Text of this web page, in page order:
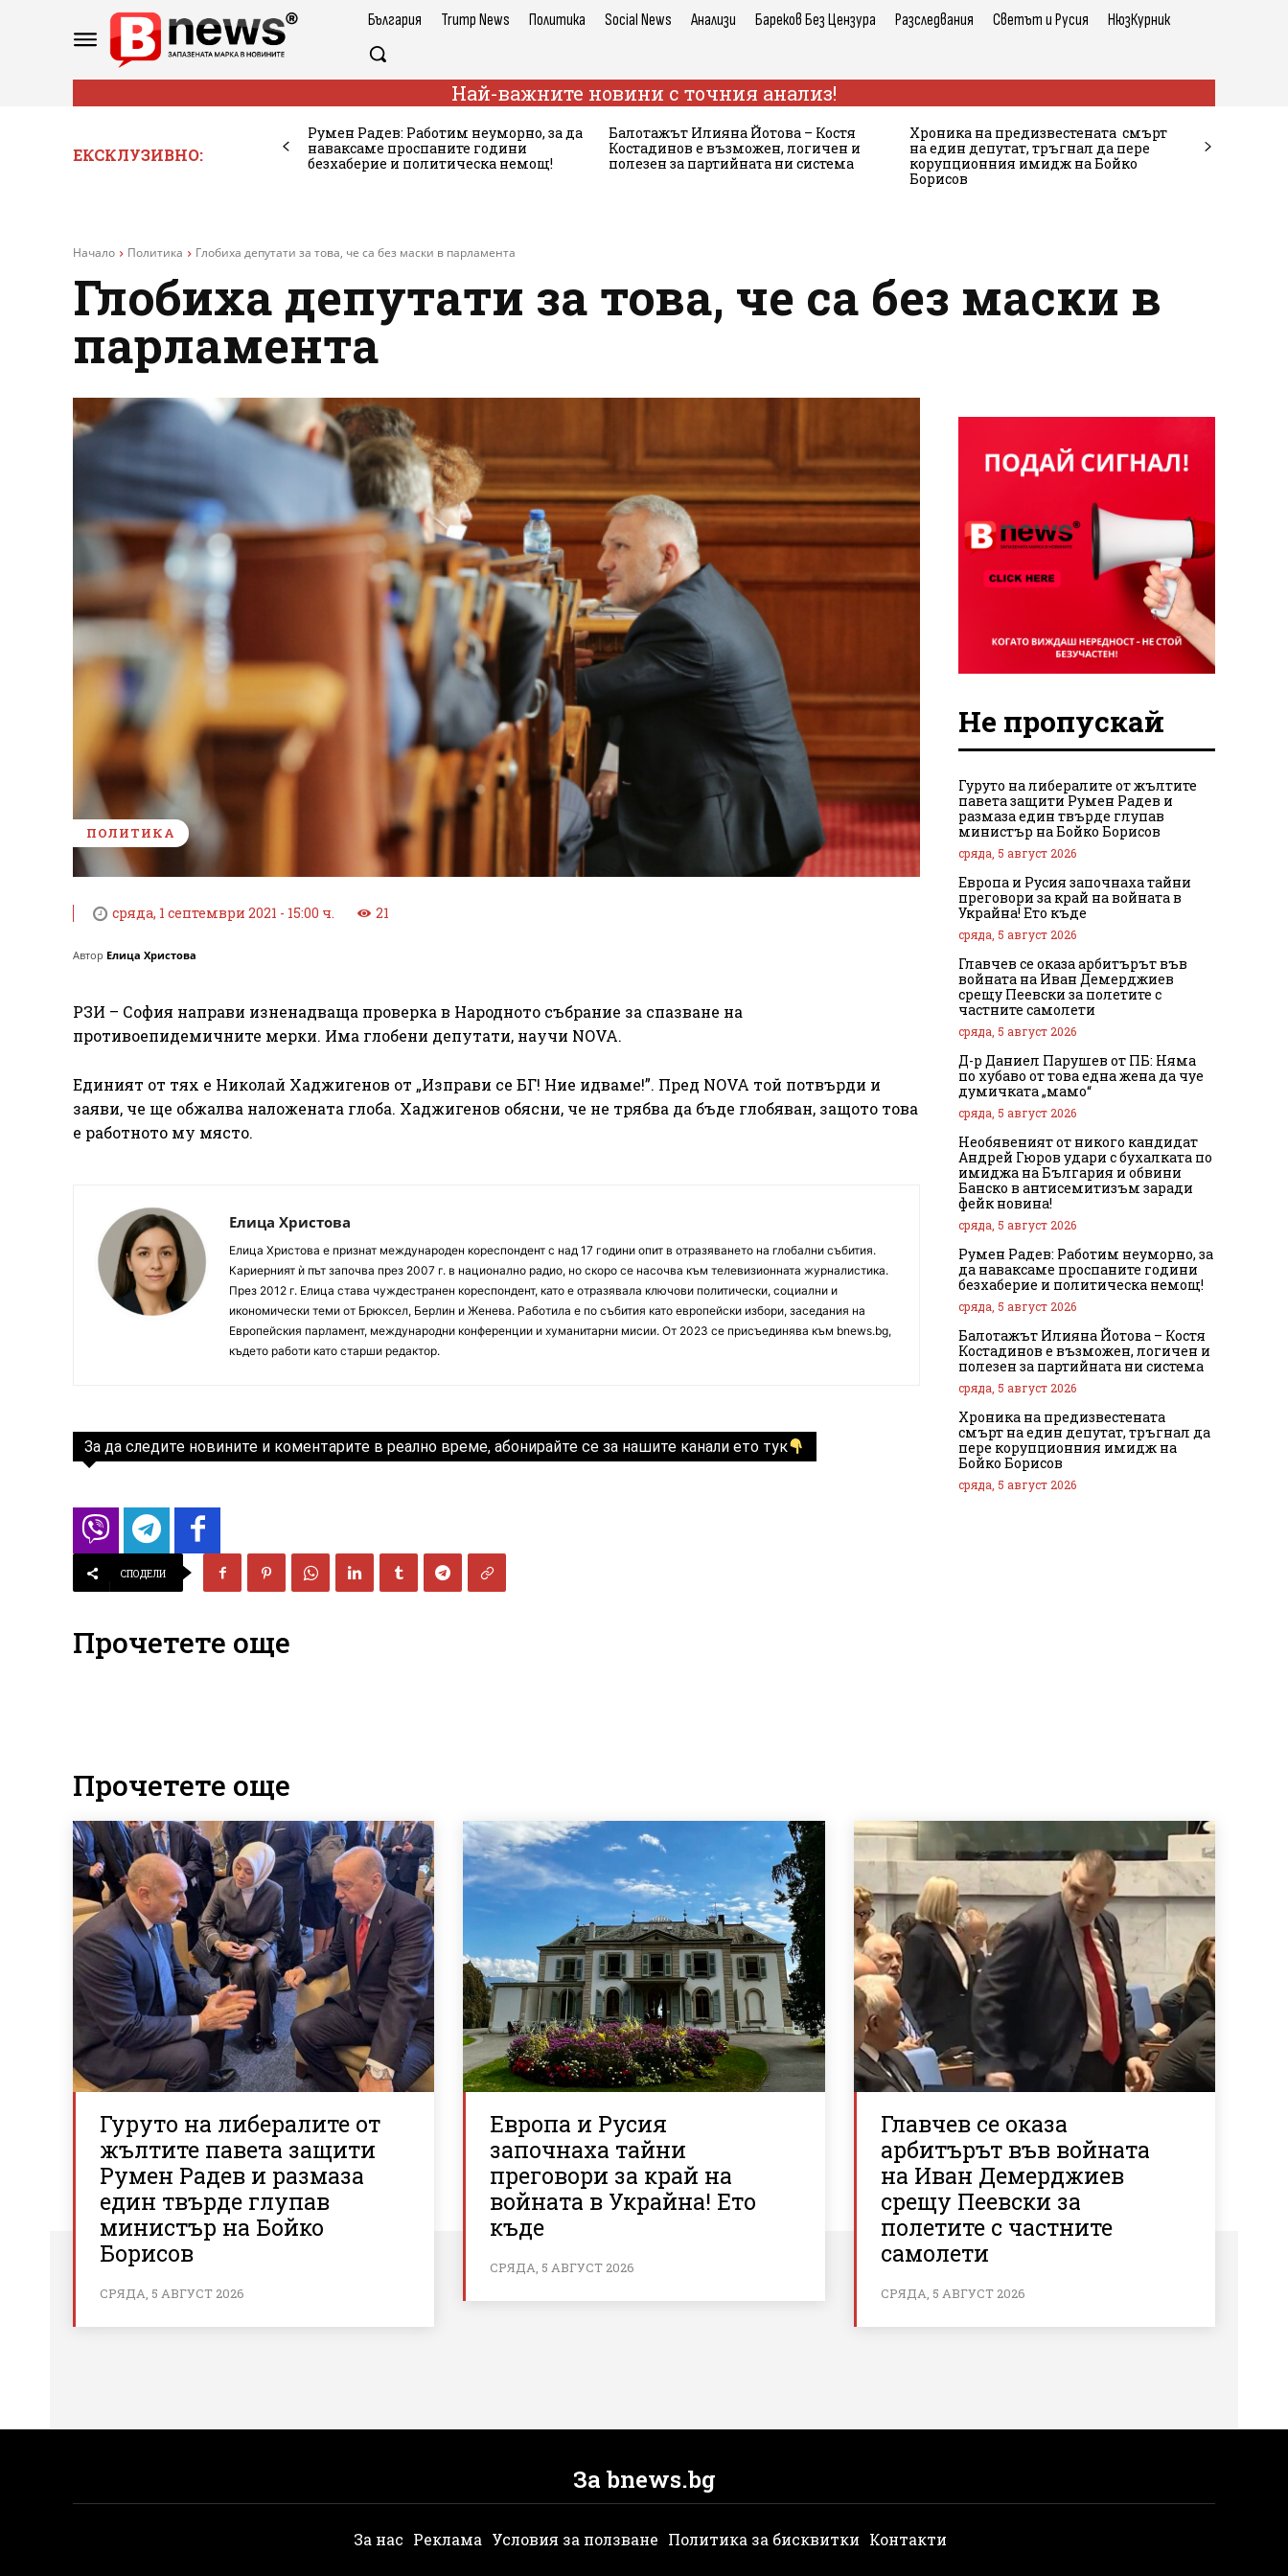
България Trump News Политика Social News Анализи Бареков Без Цензура Разследвания Светът и Русия НюзКурник
Най-важните новини с точния анализ!
ЕКСКЛУЗИВНО:
Румен Радев: Работим неуморно, за да
наваксаме проспаните години
безхаберие и политическа немощ!
Балотажът Илияна Йотова – Костя
Костадинов е възможен, логичен и
полезен за партийната ни система
Хроника на предизвестената смърт
на един депутат, тръгнал да пере
корупционния имидж на Бойко
Борисов
Начало Политика Глобиха депутати за това, че са без маски в парламента
Глобиха депутати за това, че са без маски в
парламента
ПОЛИТИКА
сряда, 1 септември 2021 - 15:00 ч. 21
Автор Елица Христова
РЗИ – София направи изненадваща проверка в Народното събрание за спазване на
противоепидемичните мерки. Има глобени депутати, научи NOVA.
Единият от тях е Николай Хаджигенов от „Изправи се БГ! Ние идваме!”. Пред NOVA той потвърди и
заяви, че ще обжалва наложената глоба. Хаджигенов обясни, че не трябва да бъде глобяван, защото това
е работното му място.
Елица Христова
Елица Христова е признат международен кореспондент с над 17 години опит в отразяването на глобални събития.
Кариерният ѝ път започва през 2007 г. в национално радио, но скоро се насочва към телевизионната журналистика.
През 2012 г. Елица става чуждестранен кореспондент, като е отразявала ключови политически, социални и
икономически теми от Брюксел, Берлин и Женева. Работила е по събития като европейски избори, заседания на
Европейския парламент, международни конференции и хуманитарни мисии. От 2023 се присъединява към bnews.bg,
където работи като старши редактор.
За да следите новините и коментарите в реално време, абонирайте се за нашите канали ето тук
СПОДЕЛИ
Прочетете още
Не пропускай
Гуруто на либералите от жълтите
павета защити Румен Радев и
размаза един твърде глупав
министър на Бойко Борисов
сряда, 5 август 2026
Европа и Русия започнаха тайни
преговори за край на войната в
Украйна! Ето къде
сряда, 5 август 2026
Главчев се оказа арбитърът във
войната на Иван Демерджиев
срещу Пеевски за полетите с
частните самолети
сряда, 5 август 2026
Д-р Даниел Парушев от ПБ: Няма
по хубаво от това една жена да чуе
думичката „мамо“
сряда, 5 август 2026
Необявеният от никого кандидат
Андрей Гюров удари с бухалката по
имиджа на България и обвини
Банско в антисемитизъм заради
фейк новина!
сряда, 5 август 2026
Румен Радев: Работим неуморно, за
да наваксаме проспаните години
безхаберие и политическа немощ!
сряда, 5 август 2026
Балотажът Илияна Йотова – Костя
Костадинов е възможен, логичен и
полезен за партийната ни система
сряда, 5 август 2026
Хроника на предизвестената
смърт на един депутат, тръгнал да
пере корупционния имидж на
Бойко Борисов
сряда, 5 август 2026
Прочетете още
Гуруто на либералите от
жълтите павета защити
Румен Радев и размаза
един твърде глупав
министър на Бойко
Борисов
СРЯДА, 5 АВГУСТ 2026
Европа и Русия
започнаха тайни
преговори за край на
войната в Украйна! Ето
къде
СРЯДА, 5 АВГУСТ 2026
Главчев се оказа
арбитърът във войната
на Иван Демерджиев
срещу Пеевски за
полетите с частните
самолети
СРЯДА, 5 АВГУСТ 2026
За bnews.bg
За нас Реклама Условия за ползване Политика за бисквитки Контакти